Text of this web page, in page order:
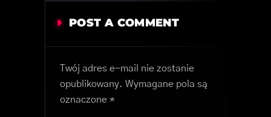
POST A COMMENT
Twój adres e-mail nie zostanie
opublikowany. Wymagane pola są
oznaczone *